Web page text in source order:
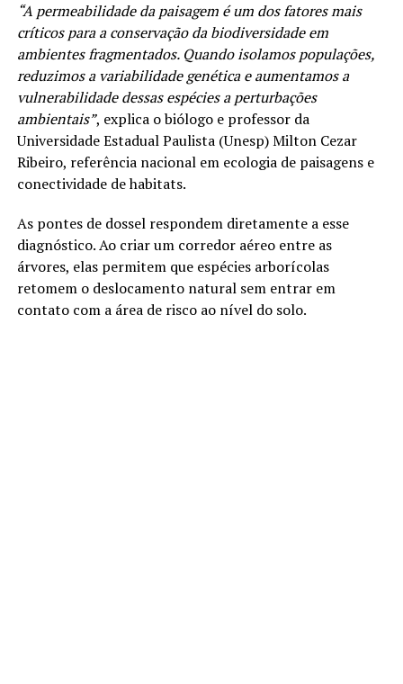
“A permeabilidade da paisagem é um dos fatores mais
críticos para a conservação da biodiversidade em
ambientes fragmentados. Quando isolamos populações,
reduzimos a variabilidade genética e aumentamos a
vulnerabilidade dessas espécies a perturbações
ambientais”, explica o biólogo e professor da
Universidade Estadual Paulista (Unesp) Milton Cezar
Ribeiro, referência nacional em ecologia de paisagens e
conectividade de habitats.
As pontes de dossel respondem diretamente a esse
diagnóstico. Ao criar um corredor aéreo entre as
árvores, elas permitem que espécies arborícolas
retomem o deslocamento natural sem entrar em
contato com a área de risco ao nível do solo.